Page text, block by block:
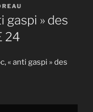
gaspi » des
24
« anti gaspi » des